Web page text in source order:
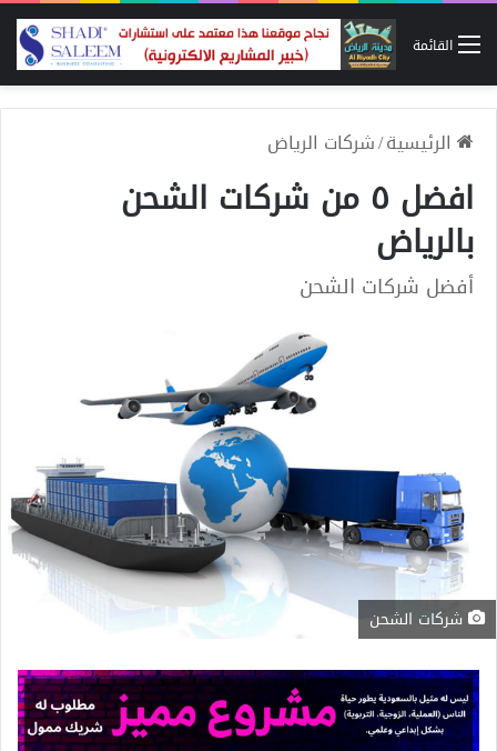
القائمة
الرئيسية/شركات الرياض
افضل ٥ من شركات الشحن
بالرياض
أفضل شركات الشحن
شركات الشحن